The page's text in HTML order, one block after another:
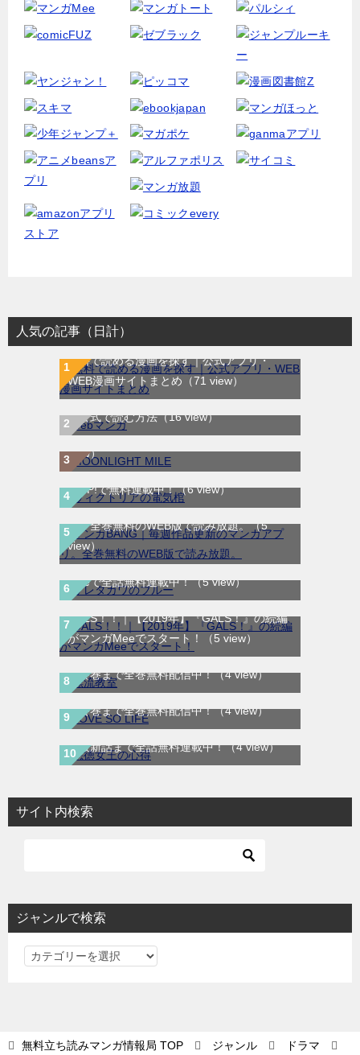
人気の記事（日計）
無料で読める漫画を探す｜公式アプリ・
WEB漫画サイトまとめ （71 view）
WEB漫画サイト一覧｜ブラウザで無料漫画
を公式で読む方法（16 view）
MOONLIGHT MILE｜最新刊第23巻！マンガ
ワンで最新刊まで全巻無料配信中！（10
view）
ヴィクトリアの電気棺｜最新刊第2巻！マン
ガUP!で無料連載中！（6 view）
マンガBANG｜毎週作品更新のマンガアプ
リ。全巻無料のWEB版で読み放題。（5
view）
サレタガワのブルー｜最新刊第5巻！妻の不
倫から始まる物語の結末やいかに！マンガ
Meeで全話無料連載中！（5 view）
GALS！！｜【2019年】『GALS！』の続編
がマンガMeeでスタート！
（5 view）
漂流教室｜全6巻完結！サンデーうぇぶりで
最終巻まで全巻無料配信中！（4 view）
LOVE SO LIFE｜全17巻完結！マンガParkで
最終巻まで全巻無料配信中！（4 view）
悪徳女王の心得｜最新刊第3巻！マンガUP!
で最新話まで全話無料連載中！（4 view）
サイト内検索
ジャンルで検索
ジ
無料立ち読みマンガ情報局 TOP ジャンル ドラマ